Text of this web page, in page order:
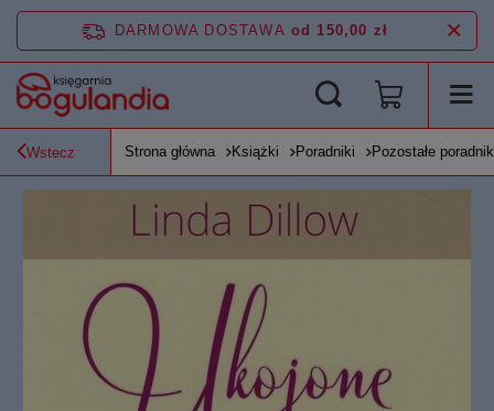
DARMOWA DOSTAWA od 150,00 zł
Wstecz Strona główna Książki Poradniki Pozostałe